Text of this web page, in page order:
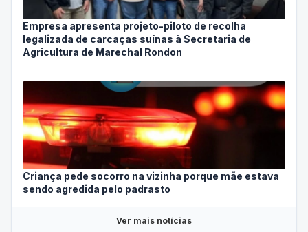
Empresa apresenta projeto-piloto de recolha
legalizada de carcaças suínas à Secretaria de
Agricultura de Marechal Rondon
Criança pede socorro na vizinha porque mãe estava
sendo agredida pelo padrasto
Ver mais notícias